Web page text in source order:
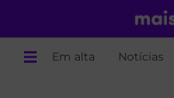
Em alta Notícias